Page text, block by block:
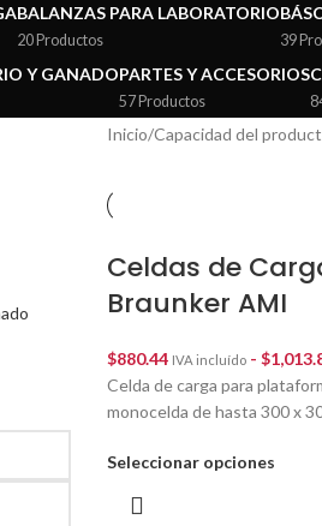
BALANZAS PARA LABORATORIO
20 Productos 39
Y GANADOPARTES Y ACCESORIOS
57 Productos
Inicio/Capacidad del
Celdas de
Braunker AMI
$880.44 IVA incluído - $
Celda de carga para
monocelda de hasta 300 x
Seleccionar opciones